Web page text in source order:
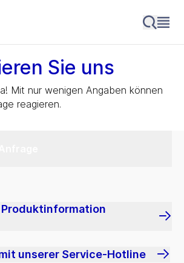
Sie uns
Mit nur wenigen Angaben können
reagieren.
unserer Service-Hotline